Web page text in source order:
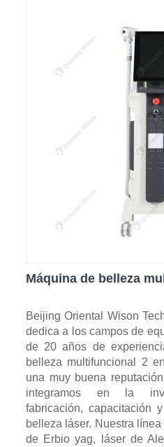
Máquina de belleza
Beijing Oriental Wison
dedica a los campos de
de 20 años de
belleza multifuncional 2
una muy buena
integramos en la
fabricación, capacitación
belleza láser. Nuestra
de Erbio yag, láser de